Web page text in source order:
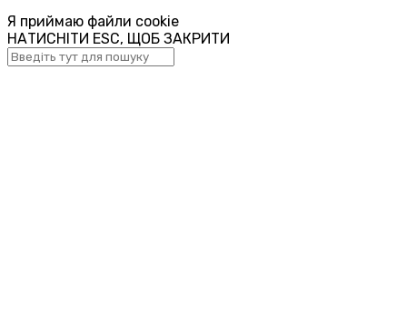
Я приймаю файли cookie
НАТИСНІТИ ESC, ЩОБ ЗАКРИТИ